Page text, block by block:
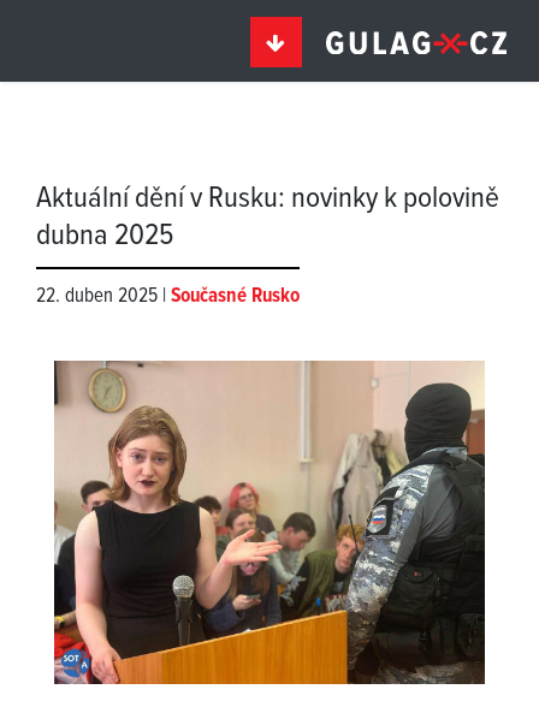
Aktuální dění v Rusku: novinky k polovině
dubna 2025
22. duben 2025 | Současné Rusko